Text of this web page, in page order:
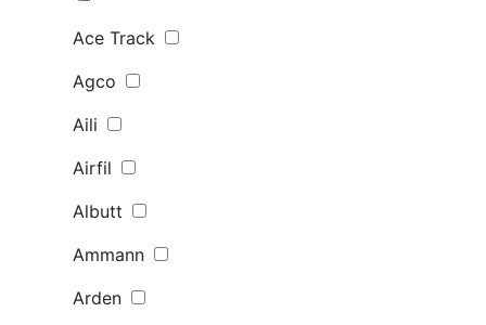
Ace Track
Agco
Aili
Airfil
Albutt
Ammann
Arden